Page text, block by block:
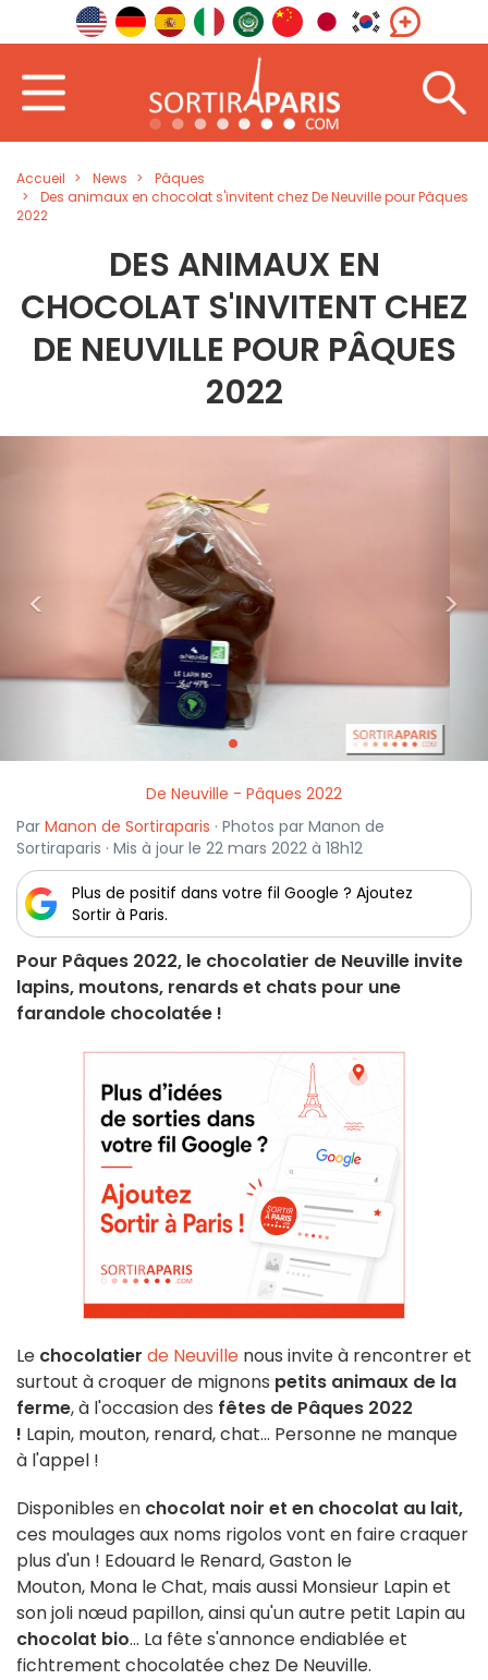
Accueil News
Pâques
Des animaux en chocolat s'invitent chez De Neuville pour Pâques
2022
DES ANIMAUX EN
CHOCOLAT S'INVITENT CHEZ
DE NEUVILLE POUR PÂQUES
2022
< >
De Neuville - Pâques 2022
Par Manon de Sortiraparis · Photos par Manon de
Sortiraparis · Mis à jour le 22 mars 2022 à 18h12
Plus de positif dans votre fil Google ? Ajoutez
Sortir à Paris.
Pour Pâques 2022, le chocolatier de Neuville invite
lapins, moutons, renards et chats pour une
farandole chocolatée !
Le chocolatier de Neuville nous invite à rencontrer et
surtout à croquer de mignons petits animaux de la
ferme, à l'occasion des fêtes de Pâques 2022
! Lapin, mouton, renard, chat... Personne ne manque
à l'appel !
Disponibles en chocolat noir et en chocolat au lait,
ces moulages aux noms rigolos vont en faire craquer
plus d'un ! Edouard le Renard, Gaston le
Mouton, Mona le Chat, mais aussi Monsieur Lapin et
son joli nœud papillon, ainsi qu'un autre petit Lapin au
chocolat bio... La fête s'annonce endiablée et
fichtrement chocolatée chez De Neuville.